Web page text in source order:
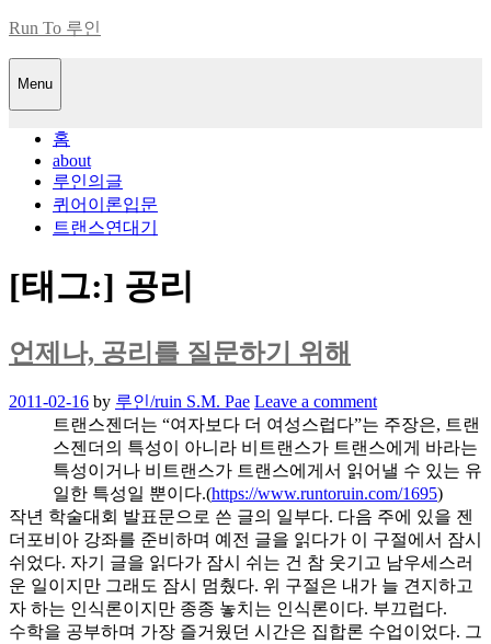
Skip
content
Run To 루인
Menu
홈
about
루인의글
퀴어이론입문
트랜스연대기
[태그:] 공리
언제나, 공리를 질문하기 위해
Posted
2011-02-16 by 루인/ruin S.M. Pae Leave a comment
트랜스젠더는 “여자보다 더 여성스럽다”는 주장은, 트랜
스젠더의 특성이 아니라 비트랜스가 트랜스에게 바라는
특성이거나 비트랜스가 트랜스에게서 읽어낼 수 있는 유
일한 특성일 뿐이다.(https://www.runtoruin.com/1695)
작년 학술대회 발표문으로 쓴 글의 일부다. 다음 주에 있을 젠
더포비아 강좌를 준비하며 예전 글을 읽다가 이 구절에서 잠시
쉬었다. 자기 글을 읽다가 잠시 쉬는 건 참 웃기고 남우세스러
운 일이지만 그래도 잠시 멈췄다. 위 구절은 내가 늘 견지하고
자 하는 인식론이지만 종종 놓치는 인식론이다. 부끄럽다.
수학을 공부하며 가장 즐거웠던 시간은 집합론 수업이었다. 그